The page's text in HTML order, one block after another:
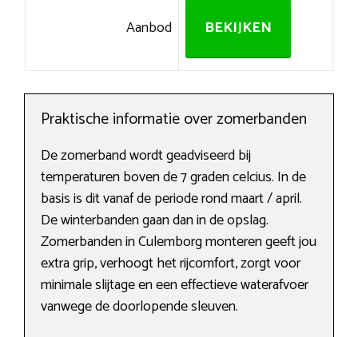
Aanbod BEKIJKEN
Praktische informatie over zomerbanden
De zomerband wordt geadviseerd bij
temperaturen boven de 7 graden celcius. In de
basis is dit vanaf de periode rond maart / april.
De winterbanden gaan dan in de opslag.
Zomerbanden in Culemborg monteren geeft jou
extra grip, verhoogt het rijcomfort, zorgt voor
minimale slijtage en een effectieve waterafvoer
vanwege de doorlopende sleuven.